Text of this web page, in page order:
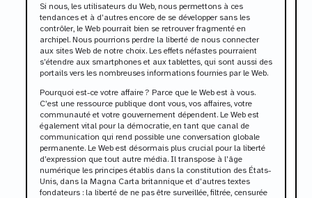
Si nous, les utilisateurs du Web, nous permettons à ces
tendances et à d’autres encore de se développer sans les
contrôler, le Web pourrait bien se retrouver fragmenté en
archipel. Nous pourrions perdre la liberté de nous connecter
aux sites Web de notre choix. Les effets néfastes pourraient
s’étendre aux smartphones et aux tablettes, qui sont aussi des
portails vers les nombreuses informations fournies par le Web.
Pourquoi est-ce votre affaire ? Parce que le Web est à vous.
C’est une ressource publique dont vous, vos affaires, votre
communauté et votre gouvernement dépendent. Le Web est
également vital pour la démocratie, en tant que canal de
communication qui rend possible une conversation globale
permanente. Le Web est désormais plus crucial pour la liberté
d’expression que tout autre média. Il transpose à l’âge
numérique les principes établis dans la constitution des États-
Unis, dans la Magna Carta britannique et d’autres textes
fondateurs : la liberté de ne pas être surveillée, filtrée, censurée